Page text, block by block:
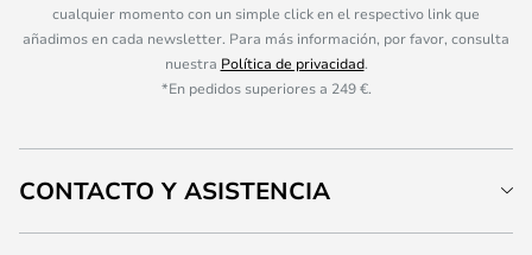
cualquier momento con un simple click en el respectivo link que
añadimos en cada newsletter. Para más información, por favor, consulta
nuestra Política de privacidad.
*En pedidos superiores a 249 €.
CONTACTO Y ASISTENCIA